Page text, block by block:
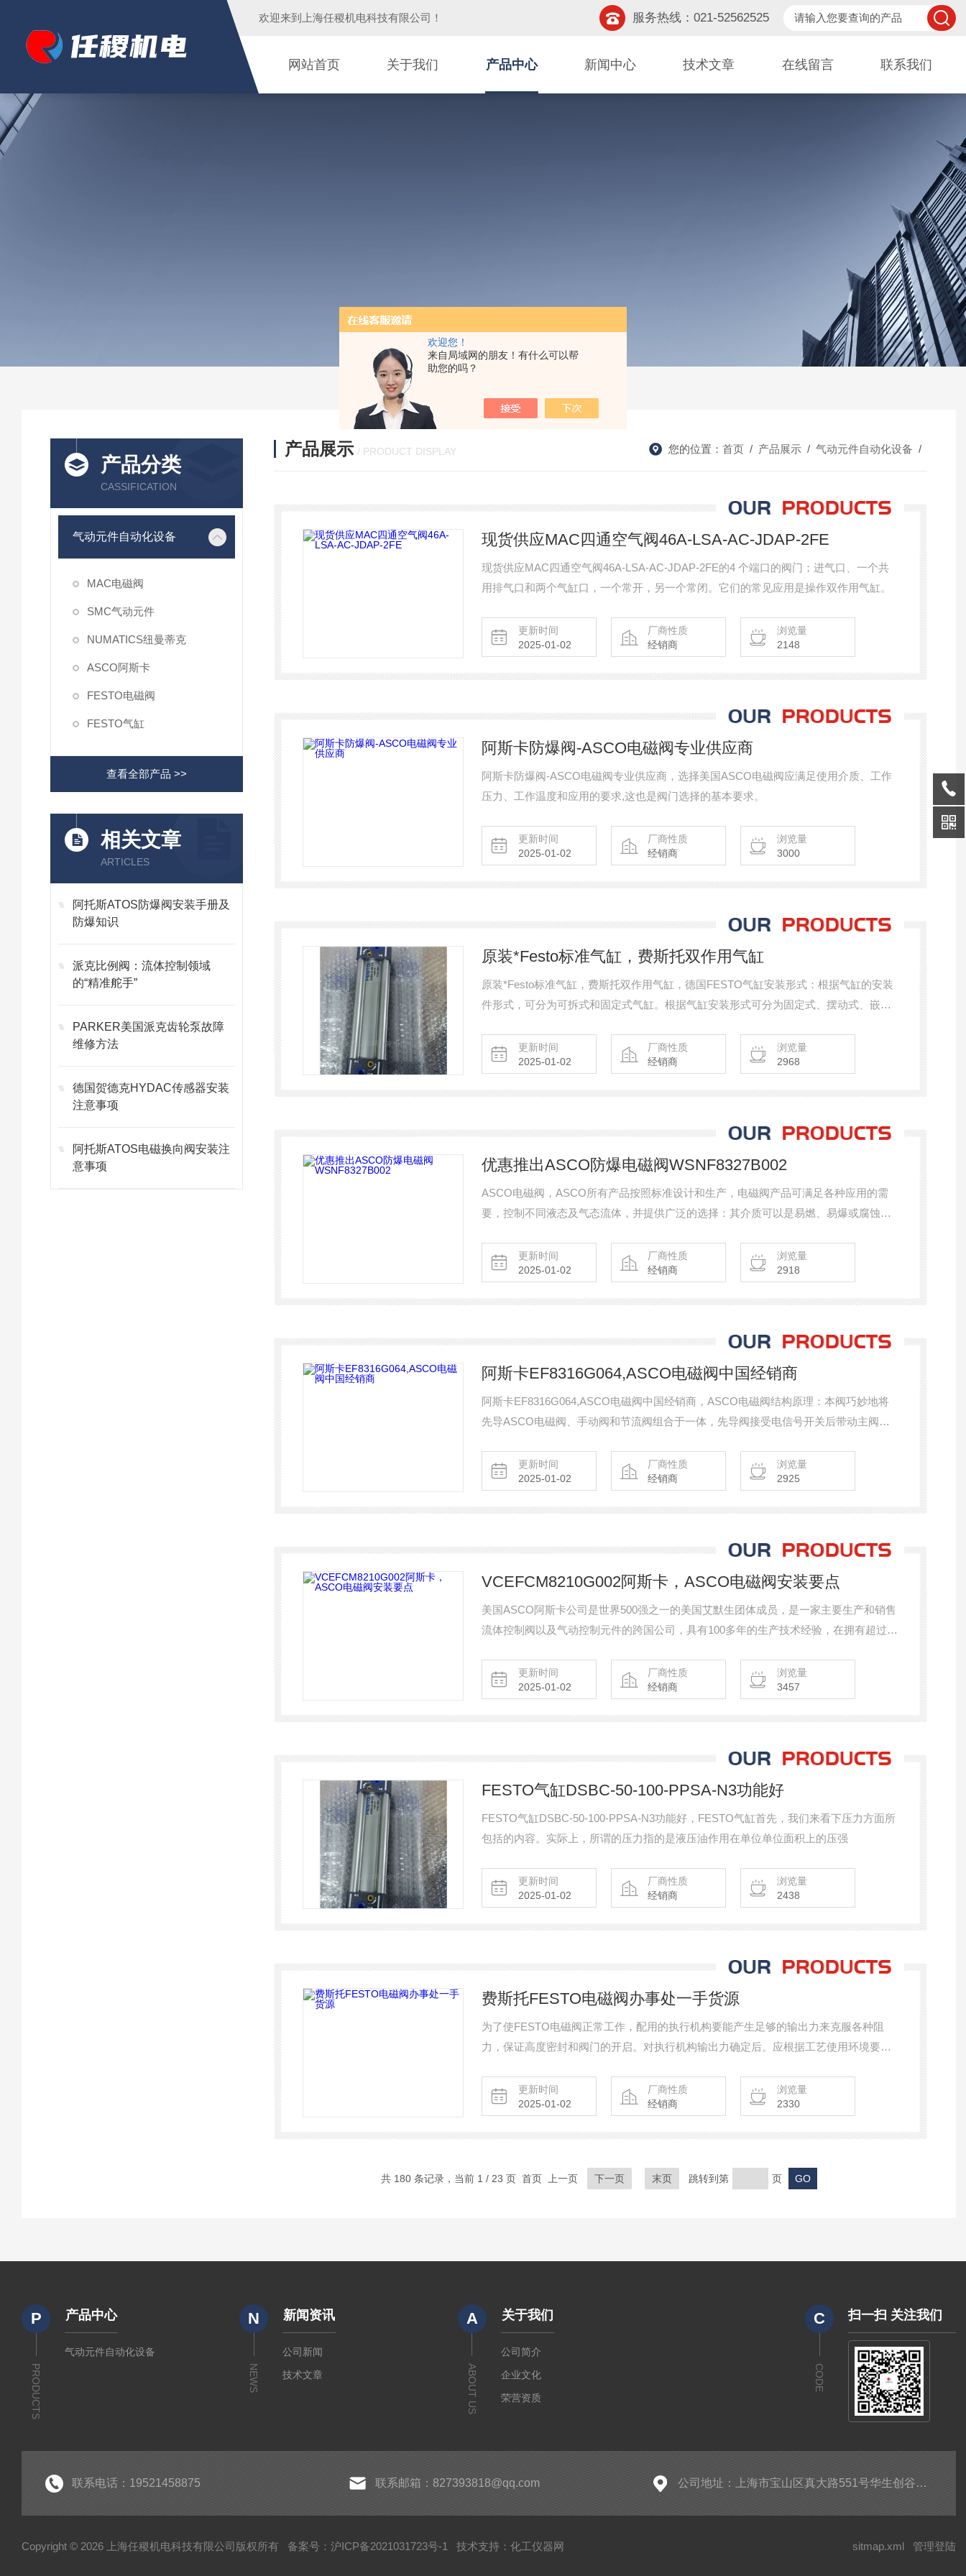
欢迎您！
来自局域网的朋友！有什么可以帮
助您的吗？
欢迎来到 上海任稷机电科技有限公司 ！ 服务热线：021-52562525
网站首页 关于我们 产品中心 新闻中心 技术文章 在线留言 联系我们
产品分类
CASSIFICATION
气动元件自动化设备
MAC电磁阀
SMC气动元件
NUMATICS纽曼蒂克
ASCO阿斯卡
FESTO电磁阀
FESTO气缸
查看全部产品 >>
相关文章
ARTICLES
阿托斯ATOS防爆阀安装手册及
防爆知识
派克比例阀：流体控制领域
的“精准舵手”
PARKER美国派克齿轮泵故障
维修方法
德国贺德克HYDAC传感器安装
注意事项
阿托斯ATOS电磁换向阀安装注
意事项
产品展示 / PRODUCT DISPLAY 您的位置： 首页 / 产品展示 / 气动元件自动化设备 /
现货供应MAC四通空气阀46A-LSA-AC-JDAP-2FE
现货供应MAC四通空气阀46A-LSA-AC-JDAP-2FE的4 个端口的阀门；进气口、一个共
用排气口和两个气缸口，一个常开，另一个常闭。它们的常见应用是操作双作用气缸。
更新时间
2025-01-02
厂商性质
经销商
浏览量
2148
阿斯卡防爆阀-ASCO电磁阀专业供应商
阿斯卡防爆阀-ASCO电磁阀专业供应商，选择美国ASCO电磁阀应满足使用介质、工作
压力、工作温度和应用的要求,这也是阀门选择的基本要求。
更新时间
2025-01-02
厂商性质
经销商
浏览量
3000
原装*Festo标准气缸，费斯托双作用气缸
原装*Festo标准气缸，费斯托双作用气缸，德国FESTO气缸安装形式：根据气缸的安装
件形式，可分为可拆式和固定式气缸。根据气缸安装形式可分为固定式、摆动式、嵌入
更新时间
2025-01-02
厂商性质
经销商
浏览量
2968
优惠推出ASCO防爆电磁阀WSNF8327B002
ASCO电磁阀，ASCO所有产品按照标准设计和生产，电磁阀产品可满足各种应用的需
要，控制不同液态及气态流体，并提供广泛的选择：其介质可以是易燃、易爆或腐蚀性
通型、防爆型、手动复位、本安型、滑动式、长寿型、蒸汽/热水及气控阀。优惠推出
ASCO防爆电磁阀WSNF8327B002
更新时间
2025-01-02
厂商性质
经销商
浏览量
2918
阿斯卡EF8316G064,ASCO电磁阀中国经销商
阿斯卡EF8316G064,ASCO电磁阀中国经销商，ASCO电磁阀结构原理：本阀巧妙地将
先导ASCO电磁阀、手动阀和节流阀组合于一体，先导阀接受电信号开关后带动主阀动
更新时间
2025-01-02
厂商性质
经销商
浏览量
2925
VCEFCM8210G002阿斯卡，ASCO电磁阀安装要点
美国ASCO阿斯卡公司是世界500强之一的美国艾默生团体成员，是一家主要生产和销售
流体控制阀以及气动控制元件的跨国公司，具有100多年的生产技术经验，在拥有超过30
磁阀安装要点
更新时间
2025-01-02
厂商性质
经销商
浏览量
3457
FESTO气缸DSBC-50-100-PPSA-N3功能好
FESTO气缸DSBC-50-100-PPSA-N3功能好，FESTO气缸首先，我们来看下压力方面所
包括的内容。实际上，所谓的压力指的是液压油作用在单位单位面积上的压强
更新时间
2025-01-02
厂商性质
经销商
浏览量
2438
费斯托FESTO电磁阀办事处一手货源
为了使FESTO电磁阀正常工作，配用的执行机构要能产生足够的输出力来克服各种阻
力，保证高度密封和阀门的开启。对执行机构输出力确定后。应根据工艺使用环境要
线盒为防爆型。费斯托FESTO电磁阀办事处一手货源
更新时间
2025-01-02
厂商性质
经销商
浏览量
2330
共 180 条记录，当前 1 / 23 页 首页 上一页 下一页 末页 跳转到第 页
P
PRODUCTS
产品中心
气动元件自动化设备
N
NEWS
新闻资讯
公司新闻
技术文章
A
ABOUT US
关于我们
公司简介
企业文化
荣营资质
C
CODE
扫一扫 关注我们
联系电话：19521458875 联系邮箱：827393818@qq.com 公司地址：上海市宝山区真大路551号华生创谷产业园5205
Copyright © 2026 上海任稷机电科技有限公司版权所有 备案号：沪ICP备2021031723号-1 技术支持： 化工仪器网 sitmap.xml 管理登陆